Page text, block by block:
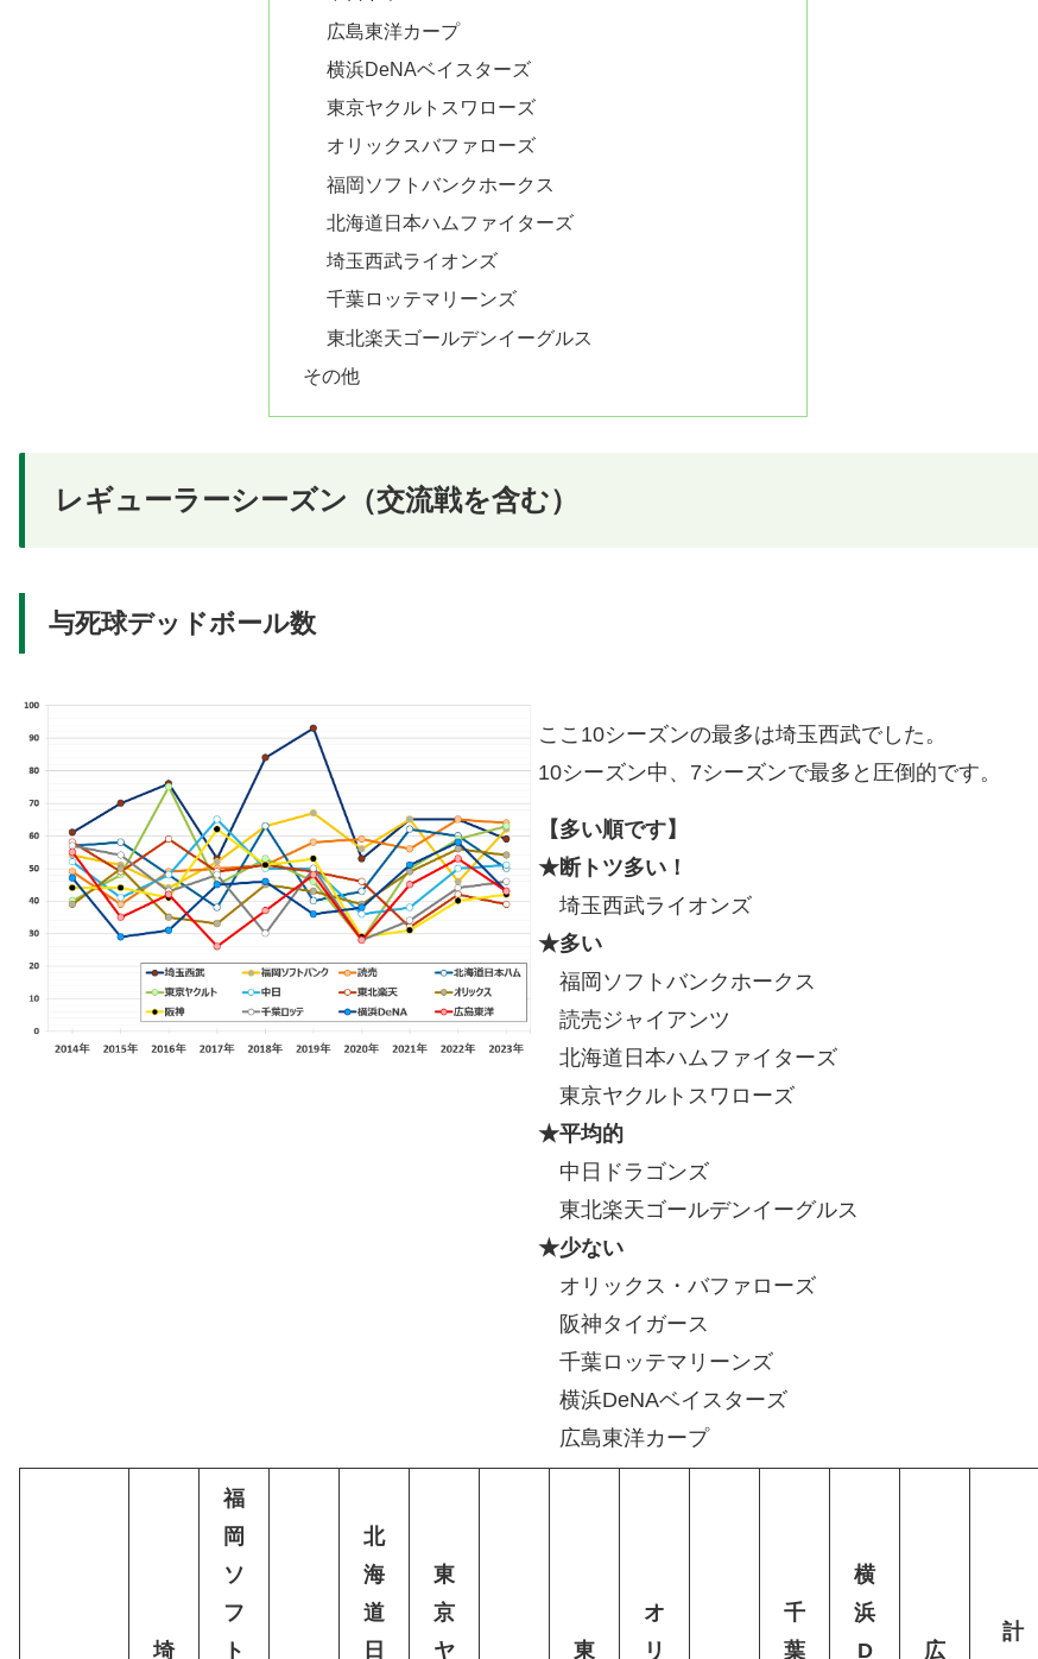
広島東洋カープ
横浜DeNAベイスターズ
東京ヤクルトスワローズ
オリックスバファローズ
福岡ソフトバンクホークス
北海道日本ハムファイターズ
埼玉西武ライオンズ
千葉ロッテマリーンズ
東北楽天ゴールデンイーグルス
その他
レギューラーシーズン（交流戦を含む）
与死球デッドボール数
ここ10シーズンの最多は埼玉西武でした。
10シーズン中、7シーズンで最多と圧倒的です。
【多い順です】
★断トツ多い！
埼玉西武ライオンズ
★多い
福岡ソフトバンクホークス
読売ジャイアンツ
北海道日本ハムファイターズ
東京ヤクルトスワローズ
★平均的
中日ドラゴンズ
東北楽天ゴールデンイーグルス
★少ない
オリックス・バファローズ
阪神タイガース
千葉ロッテマリーンズ
横浜DeNAベイスターズ
広島東洋カープ
埼
福
岡
ソ
フ
ト
北
海
道
日
東
京
ヤ
東
オ
リ
千
葉
横
浜
D
広
計